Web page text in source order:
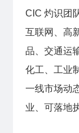
CIC 灼识团
互联网、高
品、交通运
化工、工业
一线市场动
业、可落地